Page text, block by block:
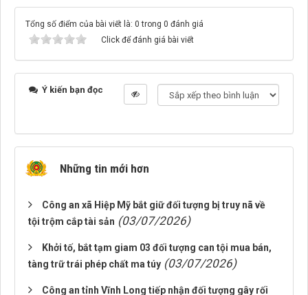
Tổng số điểm của bài viết là: 0 trong 0 đánh giá
Click để đánh giá bài viết
Ý kiến bạn đọc
Những tin mới hơn
Công an xã Hiệp Mỹ bắt giữ đối tượng bị truy nã về
tội trộm cắp tài sản (03/07/2026)
Khởi tố, bắt tạm giam 03 đối tượng can tội mua bán,
tàng trữ trái phép chất ma túy (03/07/2026)
Công an tỉnh Vĩnh Long tiếp nhận đối tượng gây rối